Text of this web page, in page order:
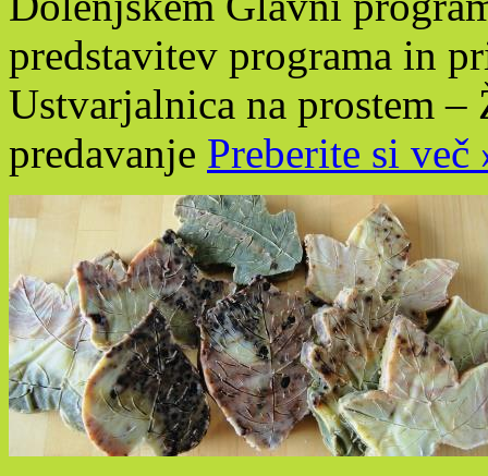
predstavitev programa in
Ustvarjalnica na prostem
predavanje Preberite si več